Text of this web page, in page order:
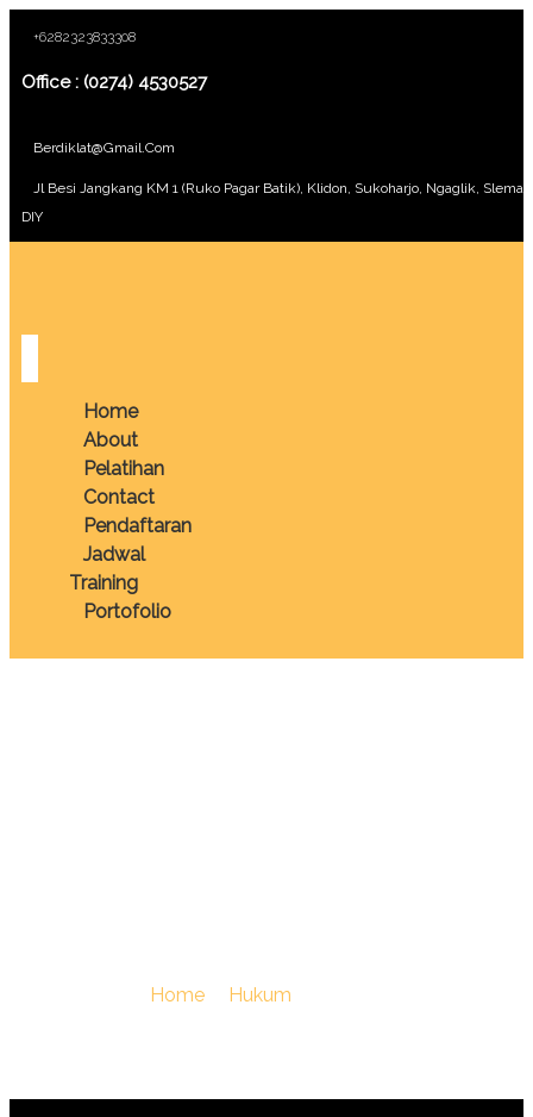
+6282323833308
Office : (0274) 4530527
Berdiklat@gmail.com
Jl Besi Jangkang KM 1 (Ruko Pagar Batik), Klidon, Sukoharjo, Ngaglik,
DIY
Home
About
Pelatihan
Contact
Pendaftaran
Jadwal
Training
Portofolio
Home Hukum